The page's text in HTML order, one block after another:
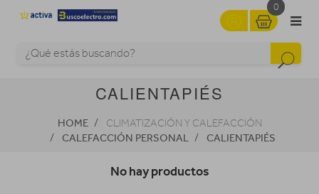
0
CALIENTAPIÉS
HOME CLIMATIZACIÓN Y CALEFACCIÓN
CALEFACCIÓN PERSONAL CALIENTAPIÉS
No hay productos